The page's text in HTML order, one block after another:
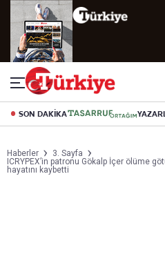
SON DAKİKA
Haberler
3. Sayfa
ICRYPEX’in patronu Gökalp İçer ölüme
hayatını kaybetti